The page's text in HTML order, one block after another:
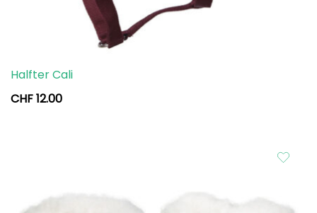
Halfter Cali
CHF12.00